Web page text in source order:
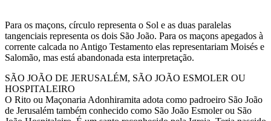
Para os maçons, círculo representa o Sol e as duas paralelas
tangenciais representa os dois São João. Para os maçons apegados à
corrente calcada no Antigo Testamento elas representariam Moisés e
Salomão, mas está abandonada esta interpretação.
SÃO JOÃO DE JERUSALÉM, SÃO JOÃO ESMOLER OU
HOSPITALEIRO
O Rito ou Maçonaria Adonhiramita adota como padroeiro São João
de Jerusalém também conhecido como São João Esmoler ou São